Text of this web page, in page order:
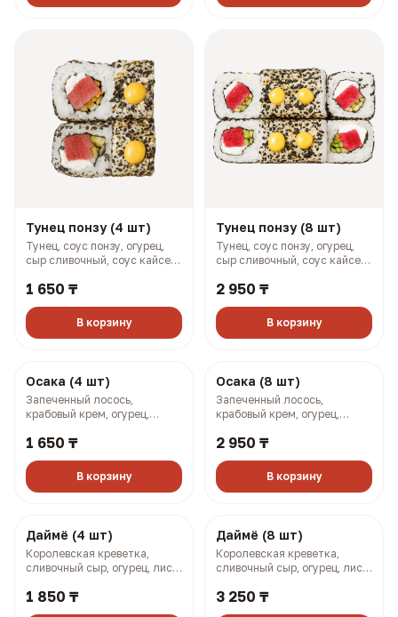
Тунец понзу (4 шт)
Тунец, соус понзу, огурец,
сыр сливочный, соус кайсен,
1 650 ₸
В корзину
Тунец понзу (8 шт)
Тунец, соус понзу, огурец,
сыр сливочный, соус кайсен,
2 950 ₸
В корзину
Осака (4 шт)
Запеченный лосось,
крабовый крем, огурец,
омлет по-японски, соусы
Осака (8 шт)
Запеченный лосось,
крабовый крем, огурец,
омлет по-японски, соусы